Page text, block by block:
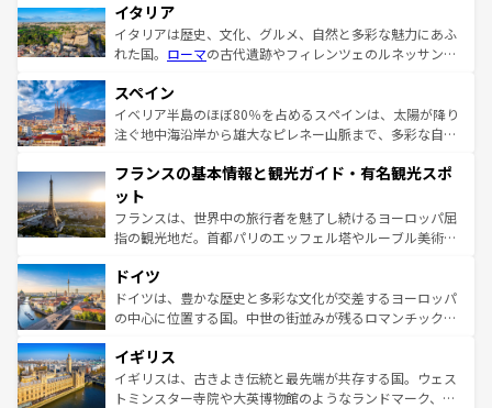
イタリア
イタリアは歴史、文化、グルメ、自然と多彩な魅力にあふ
れた国。 ローマの古代遺跡やフィレンツェのルネッサンス
ろん、トスカーナの美しい田園風景やアマルフィ海岸の絶
景など、自然景観も見逃せない。観光の合間には、本場の
ピザやパスタなど、絶品のイタリア料理を堪能することも
ませてくれるイタリアで、忘れられない旅をしてみよう！
なお、新着のイタリア情報は
しい。
スペイン
イベリア半島のほぼ80％を占めるスペインは、太陽が降り
注ぐ地中海沿岸から雄大なピレネー山脈まで、多彩な自然
文化が根付くこの国では、情熱的なフラメンコ、熱気あふ
れる闘牛、そして美味しいタパスが生活の一部となってい
る。首都マドリードの洗練された雰囲気や、バルセロナの
アートに溢れた街角から、地方では古代ローマ遺跡や中世
せる。地方によって風土や気候が異なるスペインはその個
性で訪れる人を魅了する。 なお、新着のスペイン情報は コ
ンテンツ一覧を参照してほしい。
フランスの基本情報と観光ガイド・有名観光スポ
ット
フランスは、世界中の旅行者を魅了し続けるヨーロッパ屈
指の観光地だ。首都パリのエッフェル塔やルーブル美術館
で、幅広い魅力が詰まっている。華麗な宮殿、歴史的な大
聖堂、美しいビーチ、そして豊かな自然が、訪れる者を心
から魅了する。また、フランスは美食の国としても知ら
いる。シャンパンの発祥地であるランス、プロヴァンスの
香り高いラベンダー畑など、多彩な楽しみ方が可能だ。さ
らに、パリ以外の地域にも魅力が溢れており、どの街角に
ドイツ
ドイツは、豊かな歴史と多彩な文化が交差するヨーロッパ
の中心に位置する国。中世の街並みが残るロマンチック街
顔を持つこの国は、どこを歩いても飽きることがない。ベ
ルリンの文化的活気、バイエルン州のアルプスの絶景、そ
してライン川沿いのワイン畑といった風景は必見。ビール
イギリス
イギリスは、古きよき伝統と最先端が共存する国。ウェス
トミンスター寺院や大英博物館のようなランドマーク、歴